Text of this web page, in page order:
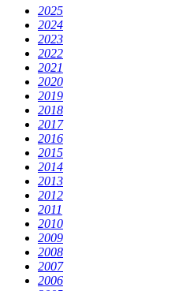
2025
2024
2023
2022
2021
2020
2019
2018
2017
2016
2015
2014
2013
2012
2011
2010
2009
2008
2007
2006